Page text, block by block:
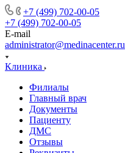
+7 (499) 702-00-05
+7 (499) 702-00-05
E-mail
administrator@medinacenter.ru
Клиника
Филиалы
Главный врач
Документы
Пациенту
ДМС
Отзывы